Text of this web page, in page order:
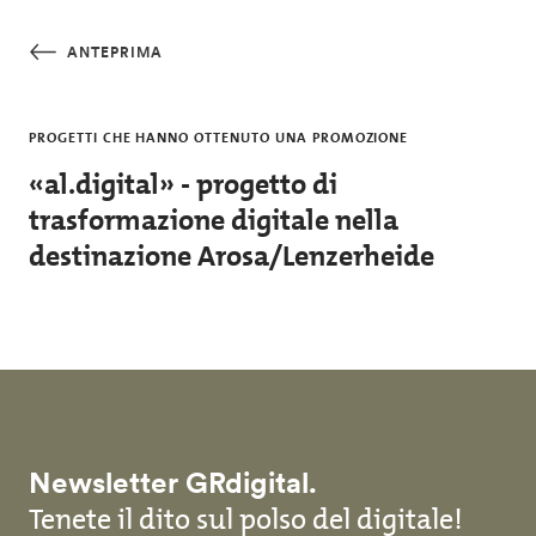
ANTEPRIMA
PROGETTI CHE HANNO OTTENUTO UNA PROMOZIONE
«al.digital» - progetto di
trasformazione digitale nella
destinazione Arosa/Lenzerheide
Newsletter GRdigital.
Tenete il dito sul polso del digitale!